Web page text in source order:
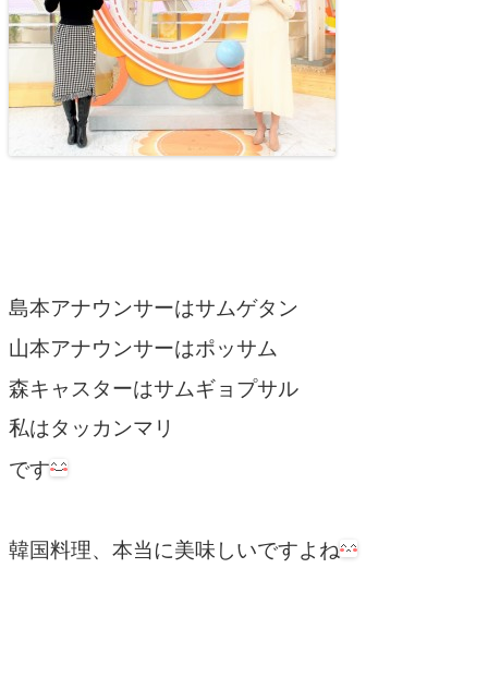
島本アナウンサーはサムゲタン
山本アナウンサーはポッサム
森キャスターはサムギョプサル
私はタッカンマリ
です
韓国料理、本当に美味しいですよね